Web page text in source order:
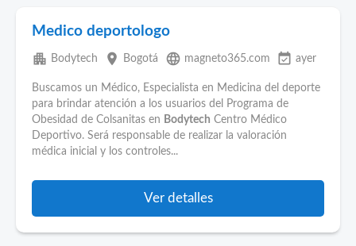
Medico deportologo
apartment Bodytech place Bogotá language magneto365.com event_available ayer
Buscamos un Médico, Especialista en Medicina del deporte
para brindar atención a los usuarios del Programa de
Obesidad de Colsanitas en Bodytech Centro Médico
Deportivo. Será responsable de realizar la valoración
médica inicial y los controles...
Ver detalles